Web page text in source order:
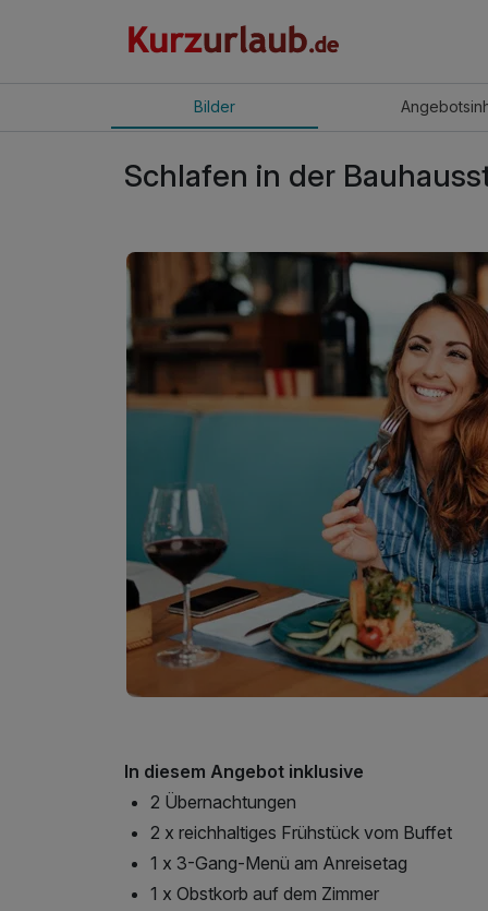
Bilder Angebot
Schlafen in der
In diesem Angebot inklusive
2 Übernachtungen
2 x reichhaltiges Frühstück vom Buffet
1 x 3-Gang-Menü am Anreisetag
1 x Obstkorb auf dem Zimmer